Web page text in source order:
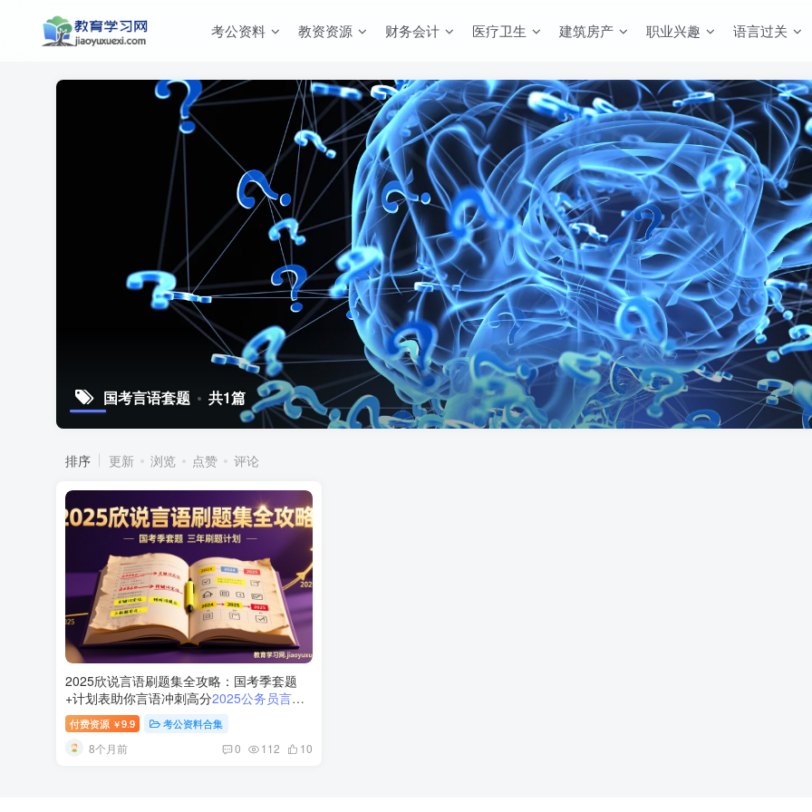
考公资料 教资资源 财务会计 医疗卫生 建筑房产 职业兴趣 语言过关
国考言语套题 共1篇
排序 更新 浏览 点赞 评论
2025欣说言语刷题集全攻略：国考季套题
+计划表助你言语冲刺高分2025公务员言语
理解刷题集
付费资源 ￥9.9 考公资料合集
8个月前 0 112 10